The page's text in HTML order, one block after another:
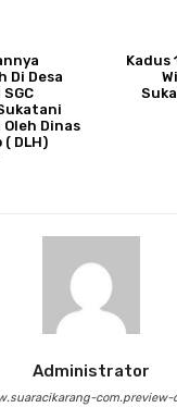
Di Desa
Dinas
DLH)
Kadus
Administrator
com.preview-